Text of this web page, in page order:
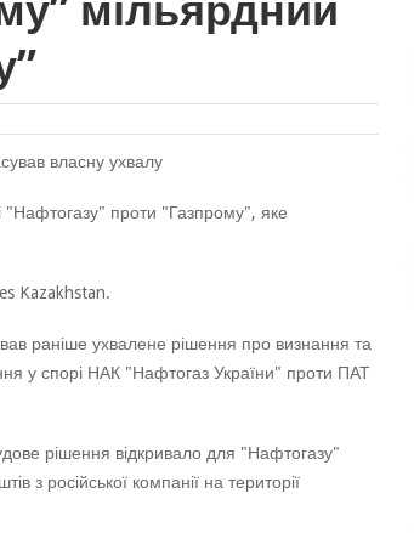
власну ухвалу
"Нафтогазу" проти "Газпрому", яке
Kazakhstan.
раніше ухвалене рішення про визнання та
у спорі НАК "Нафтогаз України" проти ПАТ
рішення відкривало для "Нафтогазу"
з російської компанії на території